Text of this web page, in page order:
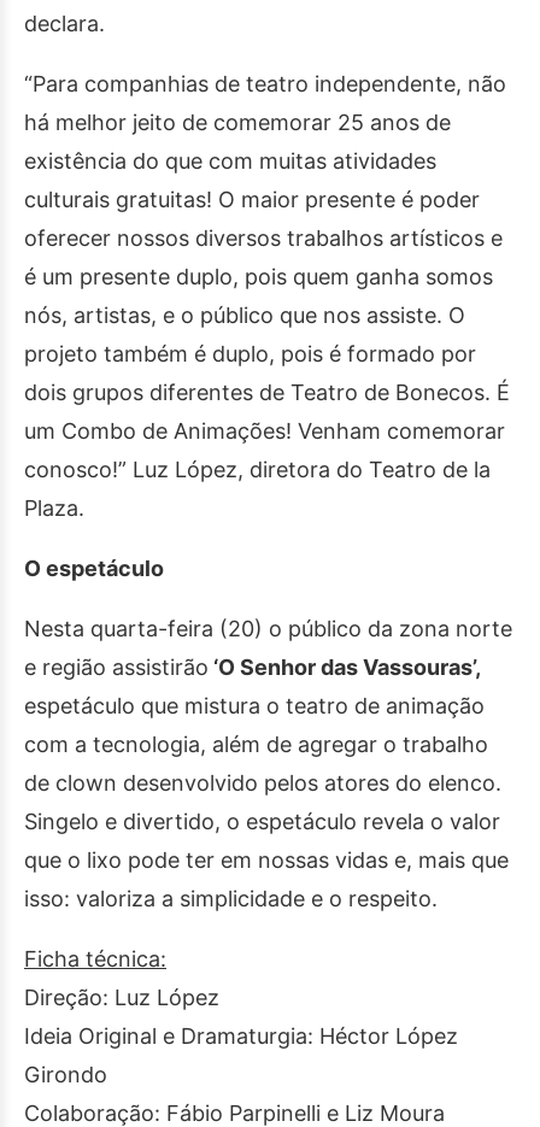
declara.
“Para companhias de teatro independente, não
há melhor jeito de comemorar 25 anos de
existência do que com muitas atividades
culturais gratuitas! O maior presente é poder
oferecer nossos diversos trabalhos artísticos e
é um presente duplo, pois quem ganha somos
nós, artistas, e o público que nos assiste. O
projeto também é duplo, pois é formado por
dois grupos diferentes de Teatro de Bonecos. É
um Combo de Animações! Venham comemorar
conosco!” Luz López, diretora do Teatro de la
Plaza.
O espetáculo
Nesta quarta-feira (20) o público da zona norte
e região assistirão ‘O Senhor das Vassouras’,
espetáculo que mistura o teatro de animação
com a tecnologia, além de agregar o trabalho
de clown desenvolvido pelos atores do elenco.
Singelo e divertido, o espetáculo revela o valor
que o lixo pode ter em nossas vidas e, mais que
isso: valoriza a simplicidade e o respeito.
Ficha técnica:
Direção: Luz López
Ideia Original e Dramaturgia: Héctor López
Girondo
Colaboração: Fábio Parpinelli e Liz Moura